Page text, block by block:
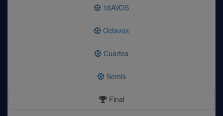
16AVOS
Octavos
Cuartos
Semis
Final